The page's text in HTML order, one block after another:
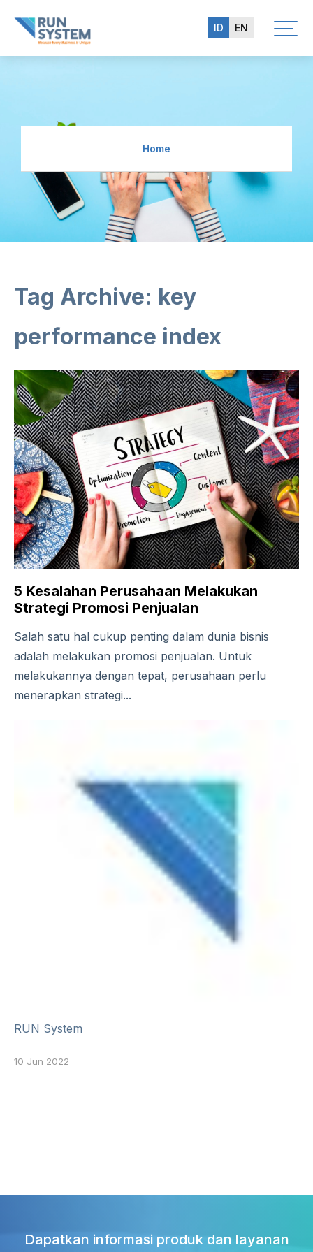
ID EN
Home
Tag Archive: key
performance index
5 Kesalahan Perusahaan Melakukan
Strategi Promosi Penjualan
Salah satu hal cukup penting dalam dunia bisnis
adalah melakukan promosi penjualan. Untuk
melakukannya dengan tepat, perusahaan perlu
menerapkan strategi...
RUN System
10 Jun 2022
Dapatkan informasi produk dan layanan